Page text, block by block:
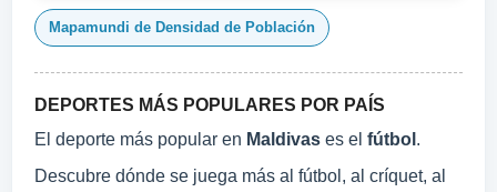
Mapamundi de Densidad de Población
DEPORTES MÁS POPULARES POR PAÍS
El deporte más popular en Maldivas es el fútbol .
Descubre dónde se juega más al fútbol, al críquet, al